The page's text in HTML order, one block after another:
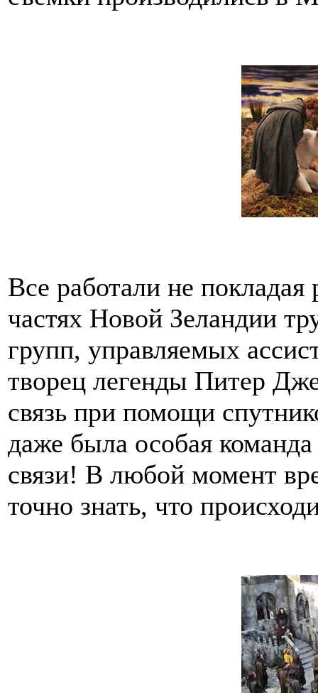
Все работали не
частях Новой Зеландии
групп, управляемых
творец легенды Питер
связь при помощи
даже была особая
связи! В любой момент
точно знать, что